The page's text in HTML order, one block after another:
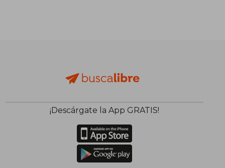
¡Descárgate la App GRATIS!